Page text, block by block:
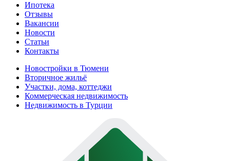
Ипотека
Отзывы
Вакансии
Новости
Статьи
Контакты
Новостройки в Тюмени
Вторичное жильё
Участки, дома, коттеджи
Коммерческая недвижимость
Недвижимость в Турции